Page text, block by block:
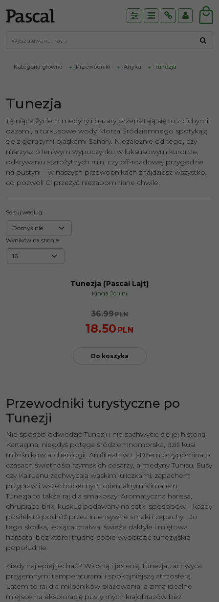
PanelMenuInfoPanel
Kategoria główna Przewodniki Afryka Tunezja
Tunezja
Tętniące życiem medyny i bazary przeplatają się tu z cichymi
oazami, a turkusowe wody Morza Śródziemnego spotykają
się z gorącymi piaskami Sahary. Niezależnie od tego, czy
marzysz o leniwym wypoczynku w luksusowym kurorcie,
odkrywaniu starożytnych ruin, czy off-roadowej przygodzie
na pustyni – w naszych przewodnikach znajdziesz wszystko,
co pozwoli Ci przeżyć niezapomniane chwile.
Sortuj według:
Wyników na stronie:
Tunezja [Pascal Lajt]
Kinga Jouini
36.99PLN
18.50 PLN
Do koszyka
Przewodniki turystyczne po
Tunezji
Nie sposób odwiedzić Tunezji i nie zachwycić się jej historią.
Kartagina, niegdyś potęga śródziemnomorska, dziś kusi
miłośników archeologii. Amfiteatr w El-Dżem przypomina o
czasach świetności rzymskich cesarzy, a medyny Tunisu, Susy
czy Kairuanu zachwycają wąskimi uliczkami, zapachem
przypraw i wszechobecnym orientalnym klimatem.
Tunezja to także raj dla smakoszy. Aromatyczna harissa,
chrupiące brik, kuskus podawany na setki sposobów – każdy
posiłek to podróż przez intensywne smaki i zapachy. Do
tego słodka, lepiąca chałwa, świeże daktyle i miętowa
herbata, bez której trudno sobie wyobrazić tunezyjskie
popołudnie.
Kiedy najlepiej jechać? Wiosną i jesienią Tunezja zachwyca
przyjemnymi temperaturami i spokojniejszą atmosferą.
Latem to raj dla miłośników plażowania, a zimą idealne
miejsce na eksplorację pustynnych krajobrazów bez